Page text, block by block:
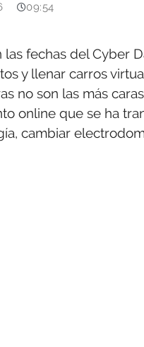
09:54
fechas del Cyber
y llenar carros
no son las más
online que se ha
cambiar